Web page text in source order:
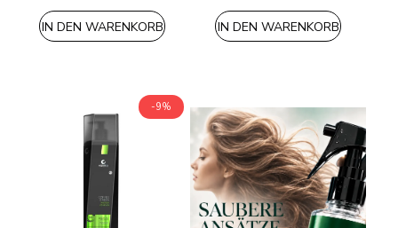
IN DEN WARENKORB
war:
204,00€
ist:
147,00€.
IN DEN WARENKORB
-9%